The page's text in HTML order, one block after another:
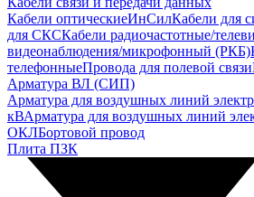
Кабели оптическиеИнСилКабели для
для СКСКабели радиочастотные/
видеонаблюдения/микрофонный (РКБ)
телефонныеПровода для полевой связи
Арматура ВЛ (СИП)
Арматура для воздушных линий
кВАрматура для воздушных линий
ОКЛБортовой провод
Плита ПЗК